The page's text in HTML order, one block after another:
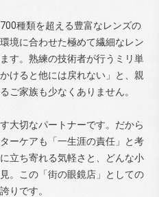
種類を超える豊富なレンズの
境に合わせた極めて繊細なレン
す。熟練の技術者が行うミリ単
けると他には戻れない」と、親
ご家族も少なくありません。
大切なパートナーです。だから
ーケアも「一生涯の責任」と考
立ち寄れる気軽さと、どんな小
。この「街の眼鏡店」としての
りです。